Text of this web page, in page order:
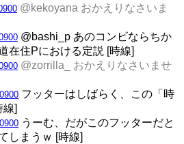
@kekoyana おかえりなさいま
@bashi_p あのコンビならちか
在住Pにおける定説 [時線]
@zorrilla_ おかえりなさいませ
フッターはしばらく、この「時
線]
うーむ、だがこのフッターだと
しまうｗ [時線]